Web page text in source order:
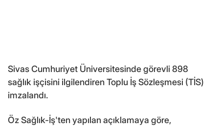
Sivas Cumhuriyet Üniversitesinde görevli 898
sağlık işçisini ilgilendiren Toplu İş Sözleşmesi (TİS)
imzalandı.
Öz Sağlık-İş'ten yapılan açıklamaya göre,